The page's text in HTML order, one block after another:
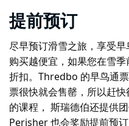
提前预订
尽早预订滑雪之旅，享受
购买越便宜，如果您在雪
折扣。Thredbo 的早鸟通
票很快就会售罄，所以赶
的课程， 斯瑞德伯还提供
Perisher 也会奖励提前预